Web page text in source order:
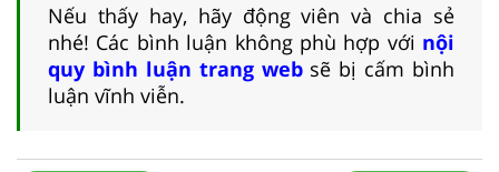
Nếu thấy hay, hãy động viên và chia sẻ
nhé! Các bình luận không phù hợp với nội
quy bình luận trang websẽ bị cấm bình
luận vĩnh viễn.